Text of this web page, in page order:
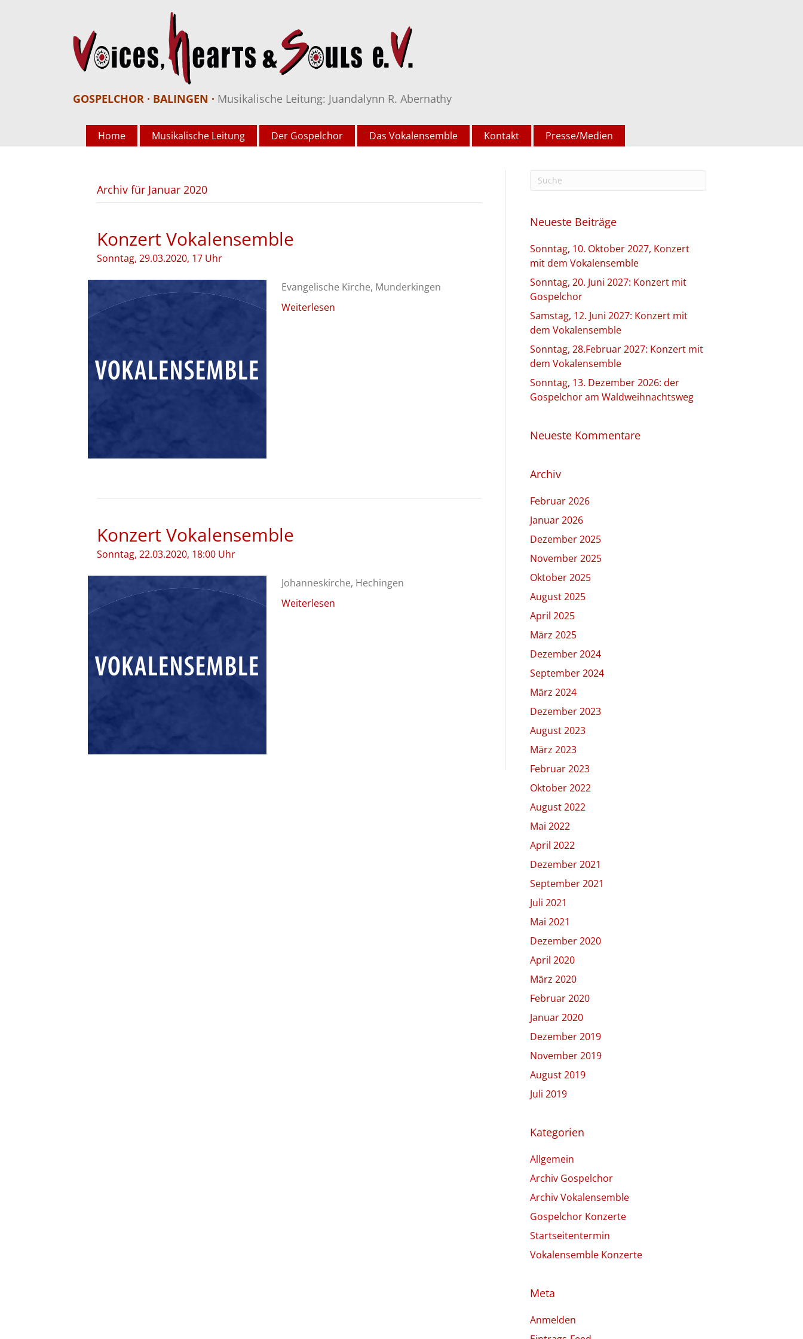
GOSPELCHOR · BALINGEN · Musikalische Leitung: Juandalynn R. Abernathy
Home Musikalische Leitung Der Gospelchor Das Vokalensemble Kontakt Presse/Medien
Archiv für Januar 2020
Konzert Vokalensemble
Sonntag, 29.03.2020, 17 Uhr
Evangelische Kirche, Munderkingen
Weiterlesen
Konzert Vokalensemble
Sonntag, 22.03.2020, 18:00 Uhr
Johanneskirche, Hechingen
Weiterlesen
Neueste Beiträge
Sonntag, 10. Oktober 2027, Konzert
mit dem Vokalensemble
Sonntag, 20. Juni 2027: Konzert mit
Gospelchor
Samstag, 12. Juni 2027: Konzert mit
dem Vokalensemble
Sonntag, 28.Februar 2027: Konzert mit
dem Vokalensemble
Sonntag, 13. Dezember 2026: der
Gospelchor am Waldweihnachtsweg
Neueste Kommentare
Archiv
Februar 2026
Januar 2026
Dezember 2025
November 2025
Oktober 2025
August 2025
April 2025
März 2025
Dezember 2024
September 2024
März 2024
Dezember 2023
August 2023
März 2023
Februar 2023
Oktober 2022
August 2022
Mai 2022
April 2022
Dezember 2021
September 2021
Juli 2021
Mai 2021
Dezember 2020
April 2020
März 2020
Februar 2020
Januar 2020
Dezember 2019
November 2019
August 2019
Juli 2019
Kategorien
Allgemein
Archiv Gospelchor
Archiv Vokalensemble
Gospelchor Konzerte
Startseitentermin
Vokalensemble Konzerte
Meta
Anmelden